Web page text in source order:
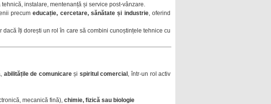
instalare, mentenanță și service post-vânzare.
precumeducație, cercetare, sănătate și industrie, oferind
dacă îți dorești un rol în care să combini cunoștințele tehnice cu
abilitățile de comunicareși spiritul comercial , într-un rol activ
mecanică fină), chimie, fizică sau biologie